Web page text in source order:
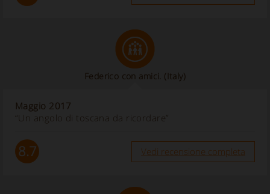
Federico con amici. (Italy)
Maggio 2017
“Un angolo di toscana da ricordare”
8.7 Vedi recensione completa